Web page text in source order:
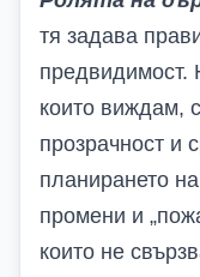
тя задава
предвидимост.
които виждам,
прозрачност и
планирането
промени и
които не